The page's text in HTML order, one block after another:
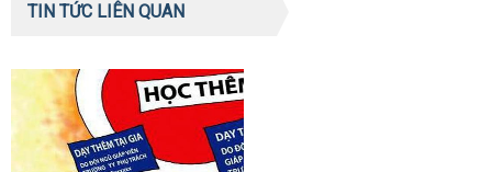
TIN TỨC LIÊN QUAN